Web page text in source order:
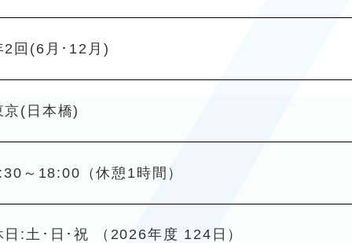
2回(6月･12月)
京(日本橋)
～18:00（休憩1時間）
日:土･日･祝 （2026年度 124日）